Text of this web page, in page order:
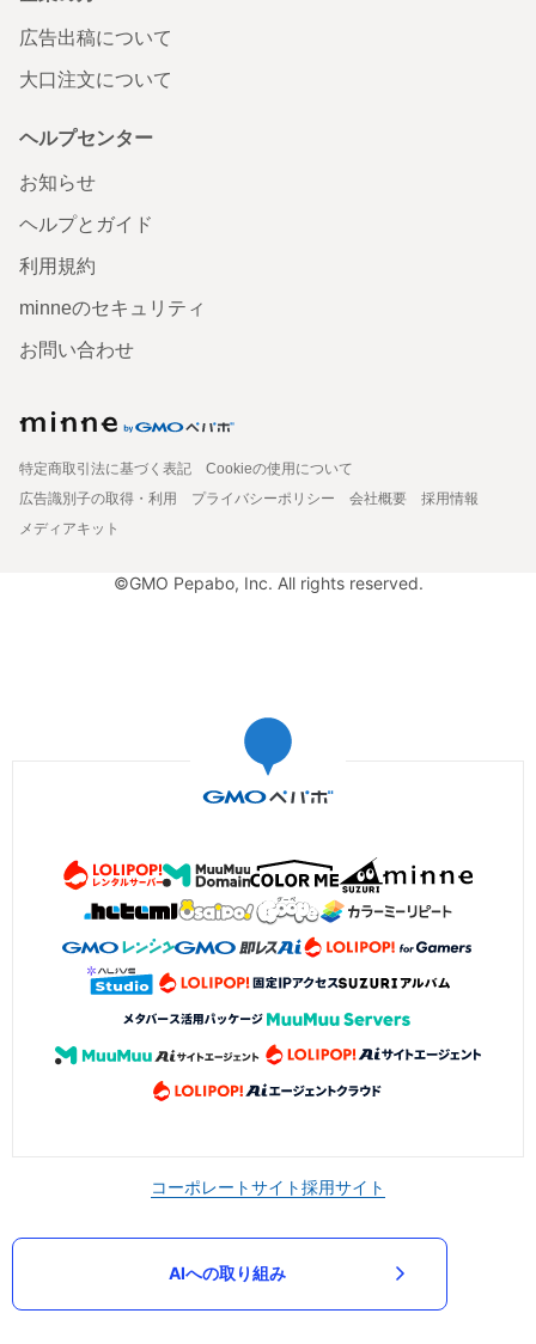
広告出稿について
大口注文について
ヘルプセンター
お知らせ
ヘルプとガイド
利用規約
minneのセキュリティ
お問い合わせ
特定商取引法に基づく表記
Cookieの使用について
広告識別子の取得・利用
プライバシーポリシー 会社概要
採用情報
メディアキット
©GMO Pepabo, Inc. All rights reserved.
コーポレートサイト採用サイト
AIへの取り組み